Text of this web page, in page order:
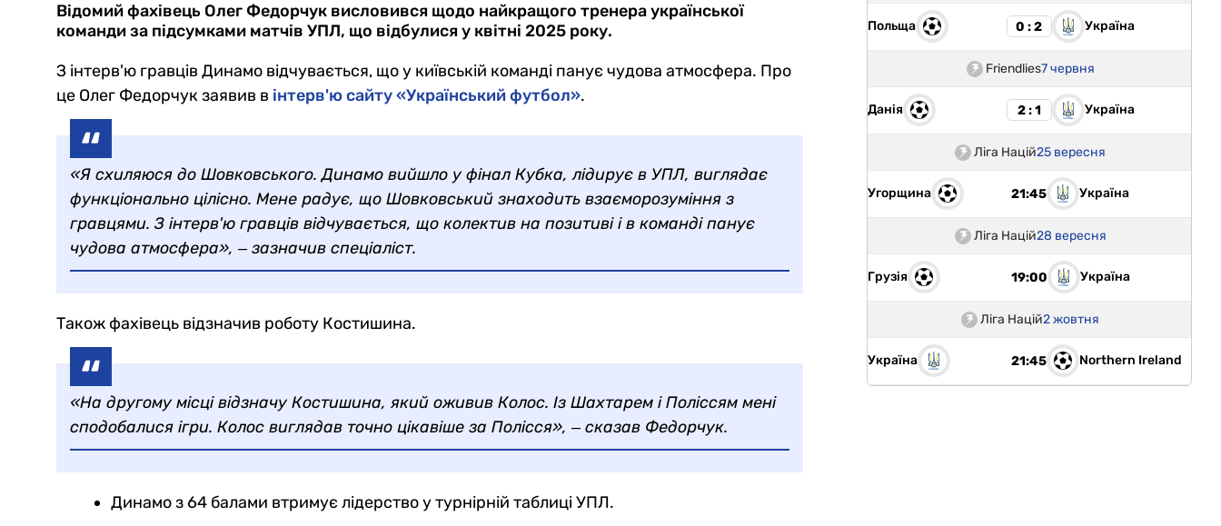
Відомий фахівець Олег Федорчук висловився щодо найкращого тренера української
команди за підсумками матчів УПЛ, що відбулися у квітні 2025 року.
З інтерв'ю гравців Динамо відчувається, що у київській команді панує чудова атмосфера. Про
це Олег Федорчук заявив в інтерв'ю сайту «Український футбол».
«Я схиляюся до Шовковського. Динамо вийшло у фінал Кубка, лідирує в УПЛ, виглядає
функціонально цілісно. Мене радує, що Шовковський знаходить взаєморозуміння з
гравцями. З інтерв'ю гравців відчувається, що колектив на позитиві і в команді панує
чудова атмосфера», ‒ зазначив спеціаліст.
Також фахівець відзначив роботу Костишина.
«На другому місці відзначу Костишина, який оживив Колос. Із Шахтарем і Поліссям мені
сподобалися ігри. Колос виглядав точно цікавіше за Полісся», ‒ сказав Федорчук.
Динамо з 64 балами втримує лідерство у турнірній таблиці УПЛ.
Польща 0 : 2 Україна
Friendlies7 червня
Данія 2 : 1 Україна
Ліга Націй25 вересня
Угорщина 21:45 Україна
Ліга Націй28 вересня
Грузія 19:00 Україна
Ліга Націй2 жовтня
Україна 21:45 Northern Ireland